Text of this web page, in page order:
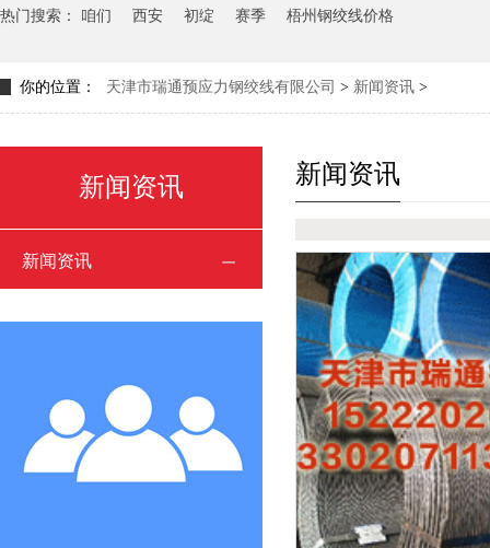
热门搜索： 咱们 西安 初绽 赛季 梧州钢绞线价格
你的位置： 天津市瑞通预应力钢绞线有限公司 > 新闻资讯 >
新闻资讯
新闻资讯
新闻资讯